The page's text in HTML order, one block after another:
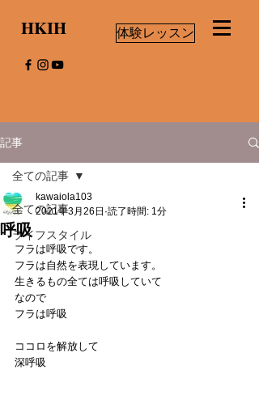
HKIH 体験レッスン
記事
全ての記事
ライフスタイル
全ての記事
呼吸
kawaiola103
2021年3月26日 読了時間: 1分
フラは呼吸です。
フラは自然を表現しています。
生きるもの全ては呼吸していて
なので
フラは呼吸
ココロを解放して
深呼吸